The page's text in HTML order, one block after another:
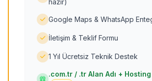
hazır)
Google Maps & WhatsApp
İletişim & Teklif Formu
1 Yıl Ücretsiz Teknik Destek
.com.tr / .tr Alan Adı +